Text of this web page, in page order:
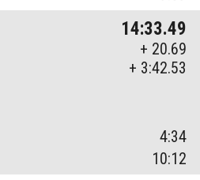
14:33.49
+ 20.69
+ 3:42.53
4:34
10:12